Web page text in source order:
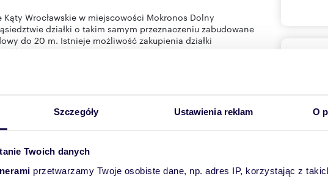
Szczegóły Ustawienia reklam O
Twoich danych
przetwarzamy Twoje osobiste dane, np. adres IP, korzystając z
Wrocławskie w miejscowości Mokronos Dolny
działki o takim samym przeznaczeniu zabudowane
do 20 m. Istnieje możliwość zakupienia działki
m2